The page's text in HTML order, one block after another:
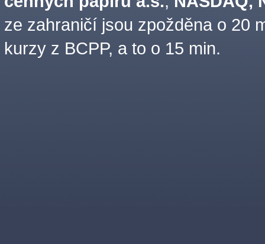
ze zahraničí jsou zpožděna o 20
kurzy z BCPP, a to o 15 min.